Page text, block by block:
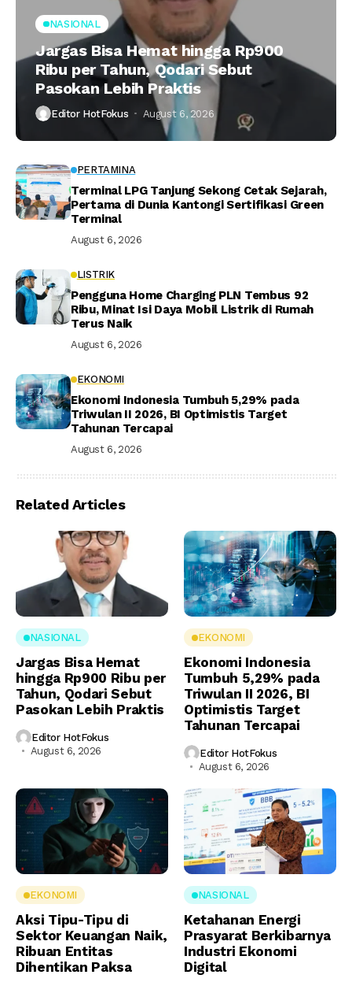
NASIONAL
Jargas Bisa Hemat hingga Rp900
Ribu per Tahun, Qodari Sebut
Pasokan Lebih Praktis
Editor HotFokus August 6, 2026
PERTAMINA
Terminal LPG Tanjung Sekong Cetak Sejarah,
Pertama di Dunia Kantongi Sertifikasi Green
Terminal
August 6, 2026
LISTRIK
Pengguna Home Charging PLN Tembus 92
Ribu, Minat Isi Daya Mobil Listrik di Rumah
Terus Naik
August 6, 2026
EKONOMI
Ekonomi Indonesia Tumbuh 5,29% pada
Triwulan II 2026, BI Optimistis Target
Tahunan Tercapai
August 6, 2026
Related Articles
NASIONAL
Jargas Bisa Hemat
hingga Rp900 Ribu per
Tahun, Qodari Sebut
Pasokan Lebih Praktis
Editor HotFokus
August 6, 2026
EKONOMI
Ekonomi Indonesia
Tumbuh 5,29% pada
Triwulan II 2026, BI
Optimistis Target
Tahunan Tercapai
Editor HotFokus
August 6, 2026
EKONOMI
Aksi Tipu-Tipu di
Sektor Keuangan Naik,
Ribuan Entitas
Dihentikan Paksa
NASIONAL
Ketahanan Energi
Prasyarat Berkibarnya
Industri Ekonomi
Digital